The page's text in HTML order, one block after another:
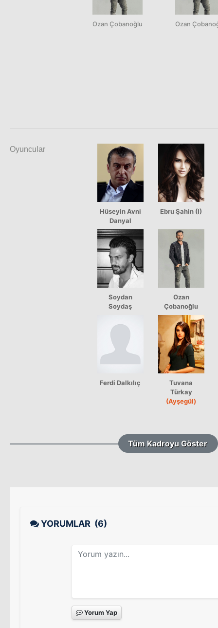
Ozan Çobanoğlu Ozan
Oyuncular
Hüseyin Avni
Danyal
Ebru Şahin (I)
Soydan
Soydaş
Ozan
Çobanoğlu
Ferdi Dalkılıç
Tuvana
Türkay
(Ayşegül)
Tüm Kadroyu Göster
YORUMLAR (6)
Yorum Yap